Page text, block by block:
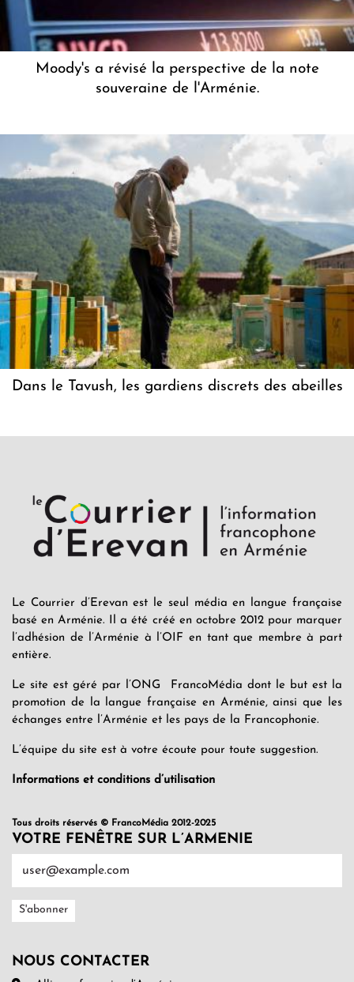
Moody's a révisé la perspective de la note
souveraine de l'Arménie.
Dans le Tavush, les gardiens discrets des abeilles
Le Courrier d’Erevan est le seul média en langue française
basé en Arménie. Il a été créé en octobre 2012 pour marquer
l’adhésion de l’Arménie à l’OIF en tant que membre à part
entière.
Le site est géré par l’ONG FrancoMédia dont le but est la
promotion de la langue française en Arménie, ainsi que les
échanges entre l’Arménie et les pays de la Francophonie.
L’équipe du site est à votre écoute pour toute suggestion.
Informations et conditions d’utilisation
Tous droits réservés © FrancoMédia 2012-2025
VOTRE FENÊTRE SUR L’ARMENIE
NOUS CONTACTER